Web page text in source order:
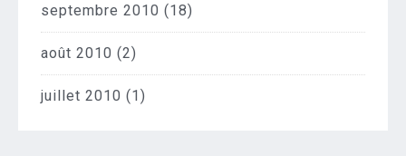
septembre 2010 (18)
août 2010 (2)
juillet 2010 (1)